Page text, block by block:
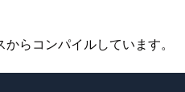
らコンパイルしています。